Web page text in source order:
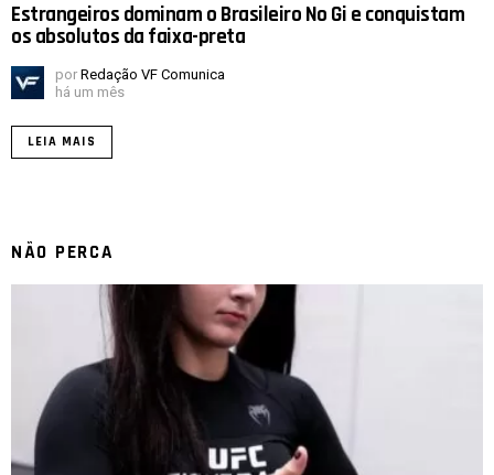
Estrangeiros dominam o Brasileiro No Gi e conquistam
os absolutos da faixa-preta
por Redação VF Comunica
há um mês
LEIA MAIS
NÃO PERCA